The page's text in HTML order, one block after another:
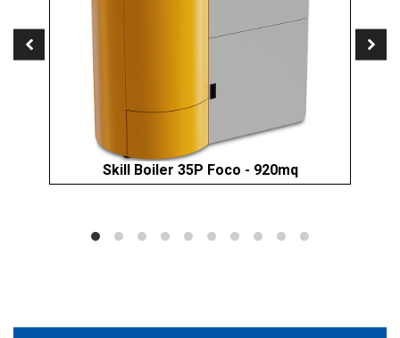
Skill Boiler 35P Foco - 920mq